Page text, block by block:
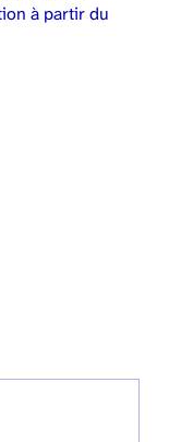
à partir du